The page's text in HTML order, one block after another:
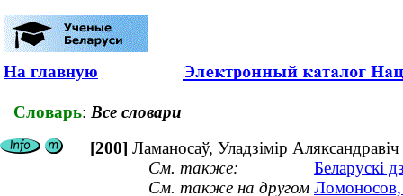
На главную
Словарь: Все словари
[200] Ламаносаў, Уладзiмiр Аляксандравiч
См. также:
Беларускі
См. также на другом Ломоносов,